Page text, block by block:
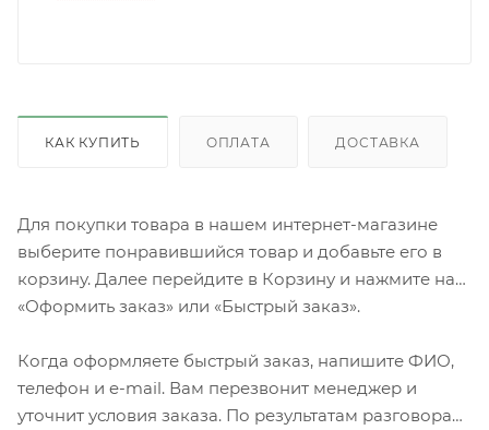
КАК КУПИТЬ ОПЛАТА ДОСТАВКА
Для покупки товара в нашем интернет-магазине
выберите понравившийся товар и добавьте его в
корзину. Далее перейдите в Корзину и нажмите на
«Оформить заказ» или «Быстрый заказ».
Когда оформляете быстрый заказ, напишите ФИО,
телефон и e-mail. Вам перезвонит менеджер и
уточнит условия заказа. По результатам разговора